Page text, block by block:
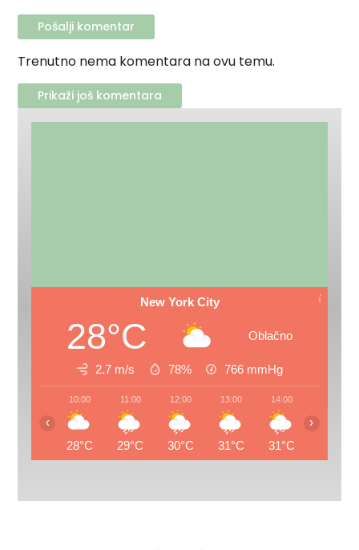
Trenutno nema komentara na ovu temu.
Prikaži još komentara
New York City
28°C Oblačno
2.7 m/s 78% 766 mmHg
10:00
28°C
11:00
29°C
12:00
30°C
13:00
31°C
14:00
31°C
‹ ›